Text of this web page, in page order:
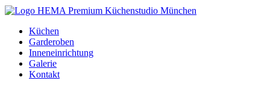
Zum
springenKüchen
Garderoben
Inneneinrichtung
Galerie
Kontakt